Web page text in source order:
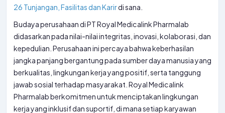
26 Tunjangan, Fasilitas dan Karirdi sana.
Budaya perusahaan di PT Royal Medicalink Pharmalab
didasarkan pada nilai-nilai integritas, inovasi, kolaborasi, dan
kepedulian. Perusahaan ini percaya bahwa keberhasilan
jangka panjang bergantung pada sumber daya manusia yang
berkualitas, lingkungan kerja yang positif, serta tanggung
jawab sosial terhadap masyarakat. Royal Medicalink
Pharmalab berkomitmen untuk menciptakan lingkungan
kerja yang inklusif dan suportif, di mana setiap karyawan